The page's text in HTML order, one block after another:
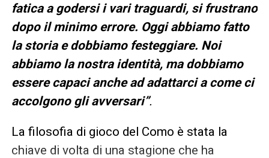
fatica a godersi i vari traguardi, si frustrano
dopo il minimo errore. Oggi abbiamo fatto
la storia e dobbiamo festeggiare. Noi
abbiamo la nostra identità, ma dobbiamo
essere capaci anche ad adattarci a come ci
accolgono gli avversari”.
La filosofia di gioco del Como è stata la
chiave di volta di una stagione che ha